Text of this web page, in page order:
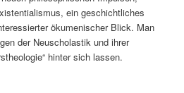
ein geschichtliches
ökumenischer Blick. Man
der Neuscholastik und ihrer
hinter sich lassen.